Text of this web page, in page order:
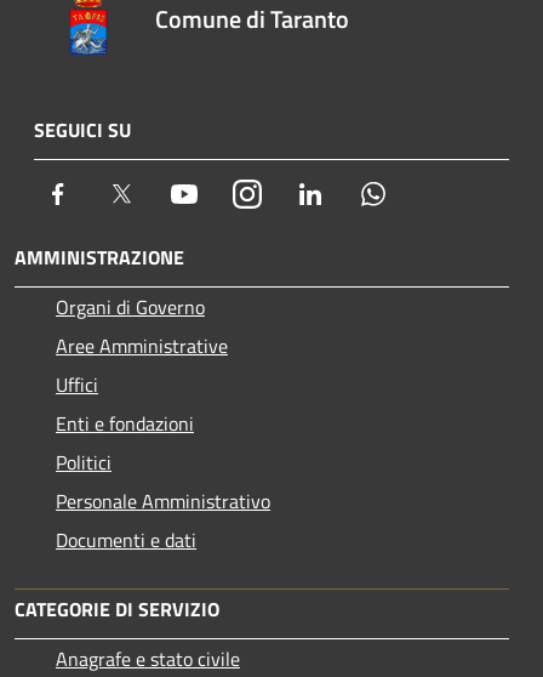
Comune di Taranto
SEGUICI SU
Facebook Twitter YoutubeInstagram LinkedIn
AMMINISTRAZIONE
Organi di Governo
Aree Amministrative
Uffici
Enti e fondazioni
Politici
Personale Amministrativo
Documenti e dati
CATEGORIE DI SERVIZIO
Anagrafe e stato civile